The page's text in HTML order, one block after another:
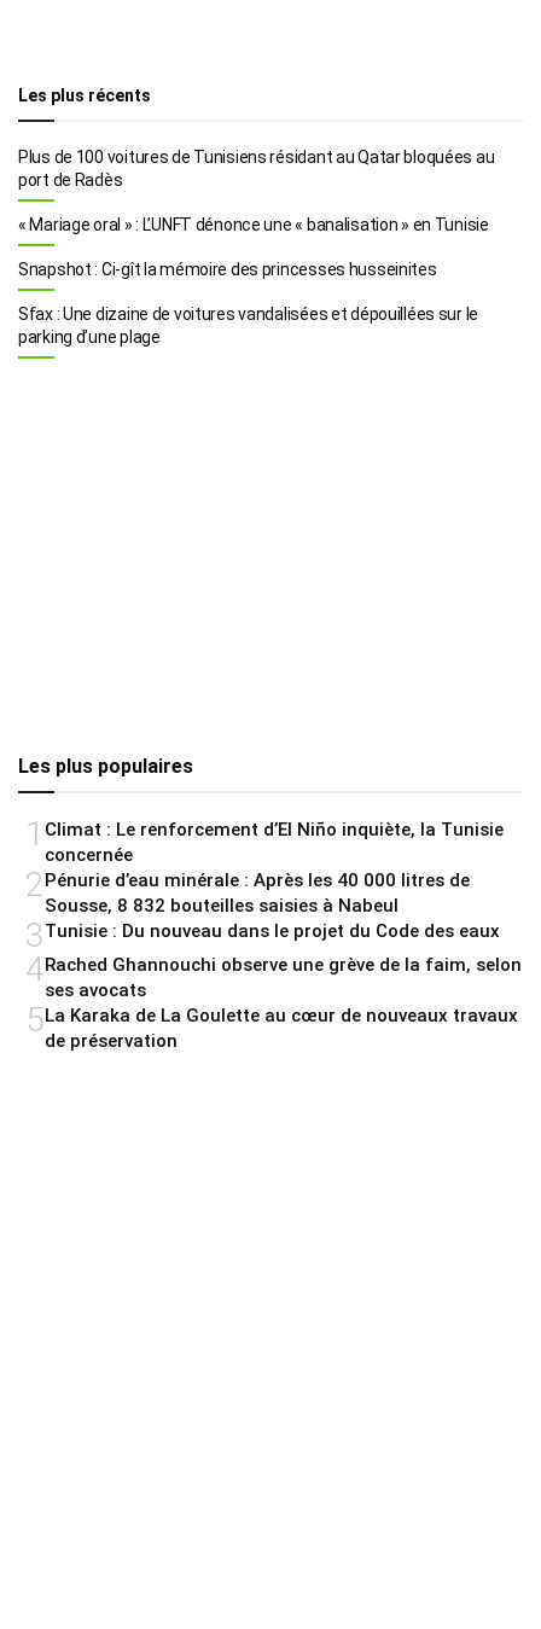
Les plus récents
Plus de 100 voitures de Tunisiens résidant au Qatar bloquées au
port de Radès
« Mariage oral » : L’UNFT dénonce une « banalisation » en Tunisie
Snapshot : Ci-gît la mémoire des princesses husseinites
Sfax : Une dizaine de voitures vandalisées et dépouillées sur le
parking d’une plage
Les plus populaires
1 Climat : Le renforcement d’El Niño inquiète, la Tunisie
concernée
2Pénurie d’eau minérale : Après les 40 000 litres de
Sousse, 8 832 bouteilles saisies à Nabeul
3Tunisie : Du nouveau dans le projet du Code des eaux
4Rached Ghannouchi observe une grève de la faim, selon
ses avocats
5La Karaka de La Goulette au cœur de nouveaux travaux
de préservation